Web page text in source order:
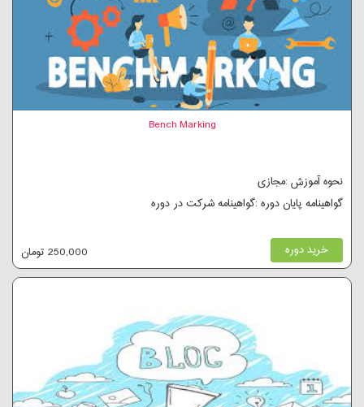
Bench Marking
نحوه آموزش :مجازی
گواهینامه پایان دوره :گواهینامه شرکت در دوره
خرید دوره 250,000 تومان